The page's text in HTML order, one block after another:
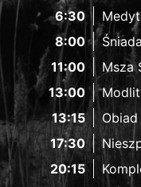
6:30
8:00
11:00
Msza
13:00
13:15
Obiad
17:30
20:15